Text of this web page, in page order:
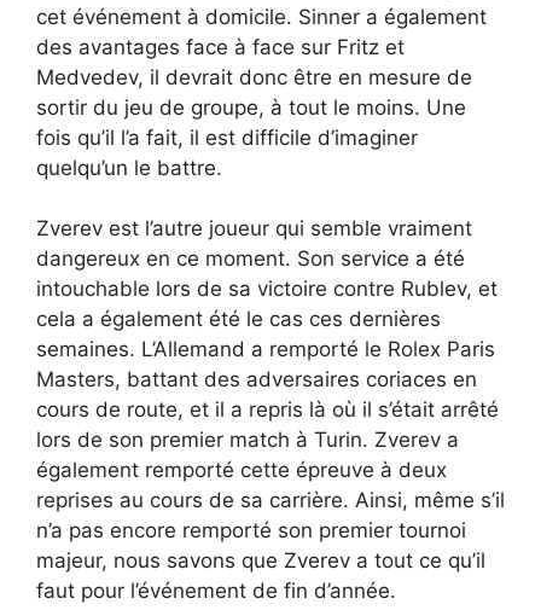
cet événement à domicile. Sinner a également
des avantages face à face sur Fritz et
Medvedev, il devrait donc être en mesure de
sortir du jeu de groupe, à tout le moins. Une
fois qu’il l’a fait, il est difficile d’imaginer
quelqu’un le battre.
Zverev est l’autre joueur qui semble vraiment
dangereux en ce moment. Son service a été
intouchable lors de sa victoire contre Rublev, et
cela a également été le cas ces dernières
semaines. L’Allemand a remporté le Rolex Paris
Masters, battant des adversaires coriaces en
cours de route, et il a repris là où il s’était arrêté
lors de son premier match à Turin. Zverev a
également remporté cette épreuve à deux
reprises au cours de sa carrière. Ainsi, même s’il
n’a pas encore remporté son premier tournoi
majeur, nous savons que Zverev a tout ce qu’il
faut pour l’événement de fin d’année.